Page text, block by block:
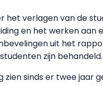
het verlagen van de
en het werken aan
uit het
zijn behandeld.
sinds er twee jaar